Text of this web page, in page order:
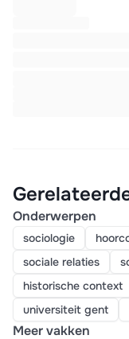
Onderwerpen
sociologie
sociale relaties
historische context
universiteit gent
Meer vakken